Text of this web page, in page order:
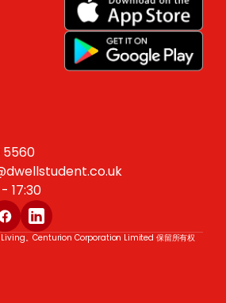
5560
17:30
。Centurion Corporation Limited 保留所有权